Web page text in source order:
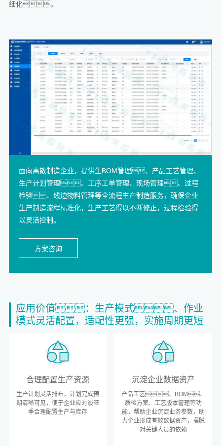
细化。
面向离散制造企业，提供生BOM管理、产品工艺管理、
生产计划管理、工序工单管理、现场管理、过程
检验、线边物料管理等全流程生产制造服务，确保企业
生产制造流程标准化，生产工艺得以不断修正，过程检验得
以灵活控制。
方案咨询
应用价值：生产模式、作业
模式灵活配置，适配性更强，实施周期更短
合理配置生产资源
生产计划灵活排布，计划完成预
期清晰可见，便于企业应对淡旺
季合理配置生产与库存
沉淀企业数据资产
产品工艺、BOM、
质检方案、工艺版本管理等功
能，帮助企业沉淀业务参数，助
力企业形成有效数据资产，摆脱
对关键人员的依赖